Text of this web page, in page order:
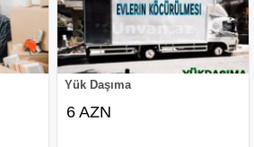
Yük Daşıma
6 AZN